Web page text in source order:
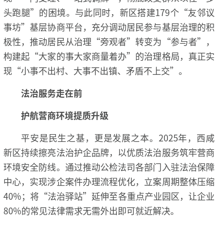
头跑腿”的困境。与此同时，新区搭建179个“友邻议
事坊”基层协商平台，充分调动居民参与基层治理的积
极性，推动居民从治理“旁观者”转变为“参与者”，
构建起“大家的事大家商量着办”的治理格局，真正实
现“小事不出村、大事不出镇、矛盾不上交”。
法治服务走在前
护航营商环境提质升级
平安是民生之基，更是发展之本。2025年，西咸
新区持续擦亮法治护企品牌，以优质法治服务筑牢营商
环境安全防线。通过推动公检法司各部门入驻法治保障
中心，实现涉企案件办理流程优化，立案周期整体压缩
40%；将“法治驿站”延伸至各重点产业园区，让企业
80%的常见法律需求无需外出即可就近解决。